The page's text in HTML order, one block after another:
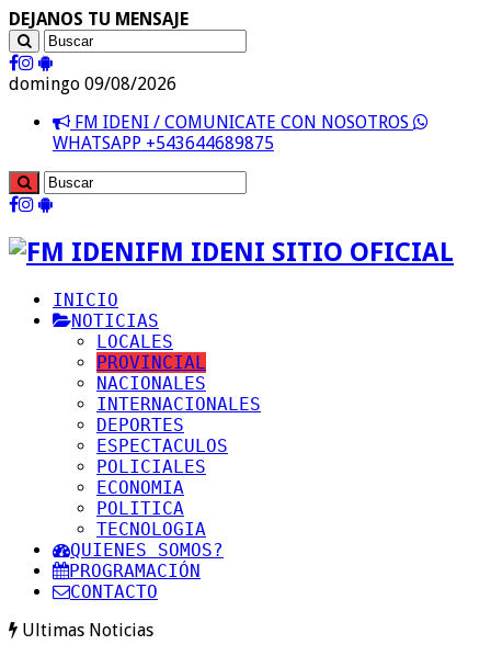
DEJANOS TU MENSAJE
domingo 09/08/2026
FM IDENI / COMUNICATE CON NOSOTROS
WHATSAPP +543644689875
FM IDENI SITIO OFICIAL
INICIO
NOTICIAS
LOCALES
PROVINCIAL
NACIONALES
INTERNACIONALES
DEPORTES
ESPECTACULOS
POLICIALES
ECONOMIA
POLITICA
TECNOLOGIA
QUIENES SOMOS?
PROGRAMACIÓN
CONTACTO
Ultimas Noticias